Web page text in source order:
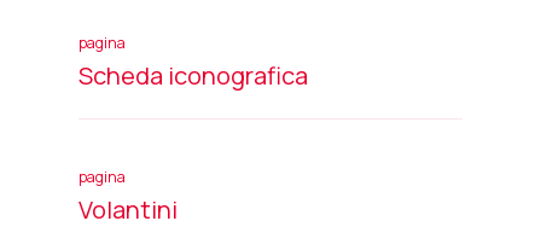
pagina
Scheda iconografica
pagina
Volantini